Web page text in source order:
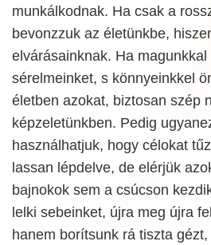
munkálkodnak. Ha csak a
bevonzzuk az életünkbe,
elvárásainknak. Ha
sérelmeinket, s könnyeinkkel
életben azokat, biztosan szép
képzeletünkben. Pedig
használhatjuk, hogy célokat
lassan lépdelve, de elérjük
bajnokok sem a csúcson
lelki sebeinket, újra meg újra
hanem borítsunk rá tiszta